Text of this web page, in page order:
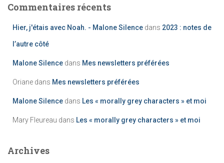
Commentaires récents
Hier, j'étais avec Noah. - Malone Silence dans 2023 : notes de
l’autre côté
Malone Silence dans Mes newsletters préférées
Oriane dans Mes newsletters préférées
Malone Silence dans Les « morally grey characters » et moi
Mary Fleureau dans Les « morally grey characters » et moi
Archives